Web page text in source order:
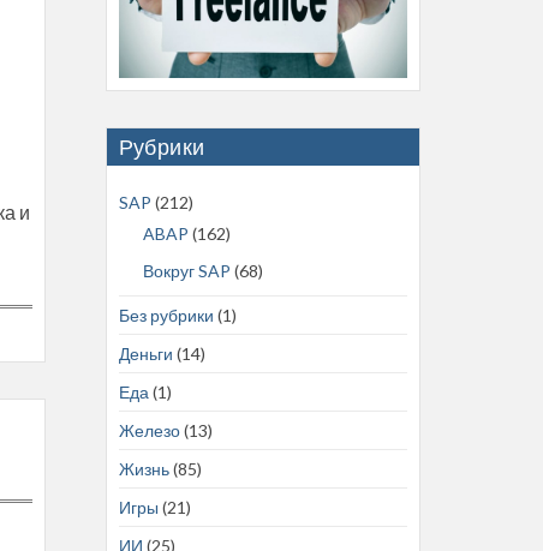
и
Рубрики
SAP (212)
ABAP (162)
Вокруг SAP (68)
Без рубрики (1)
Деньги (14)
Еда (1)
Железо(13)
Жизнь(85)
Игры (21)
ИИ (25)